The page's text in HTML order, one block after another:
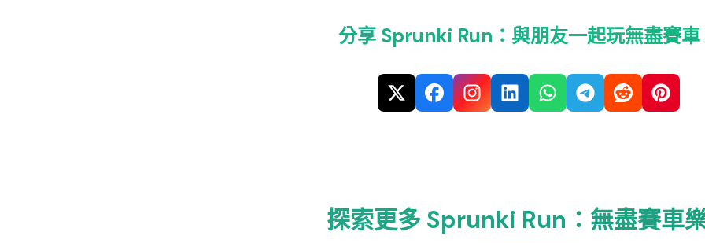
分享 Sprunki Run：與朋友一起玩無盡賽車
探索更多 Sprunki Run：無盡賽車